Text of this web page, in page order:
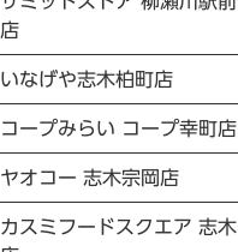
店
いなげや志木柏町店
コープみらい コープ幸町店
ヤオコー 志木宗岡店
カスミフードスクエア 志木